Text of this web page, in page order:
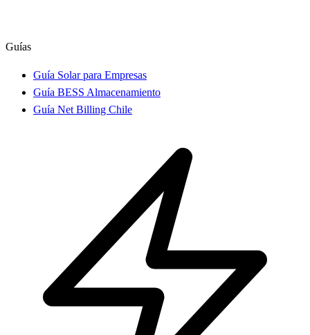
Guías
Guía Solar para Empresas
Guía BESS Almacenamiento
Guía Net Billing Chile